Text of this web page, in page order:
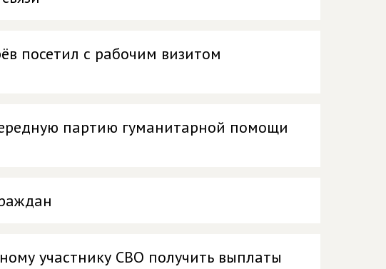
посетил с рабочим визитом
партию гуманитарной помощи
участнику СВО получить выплаты